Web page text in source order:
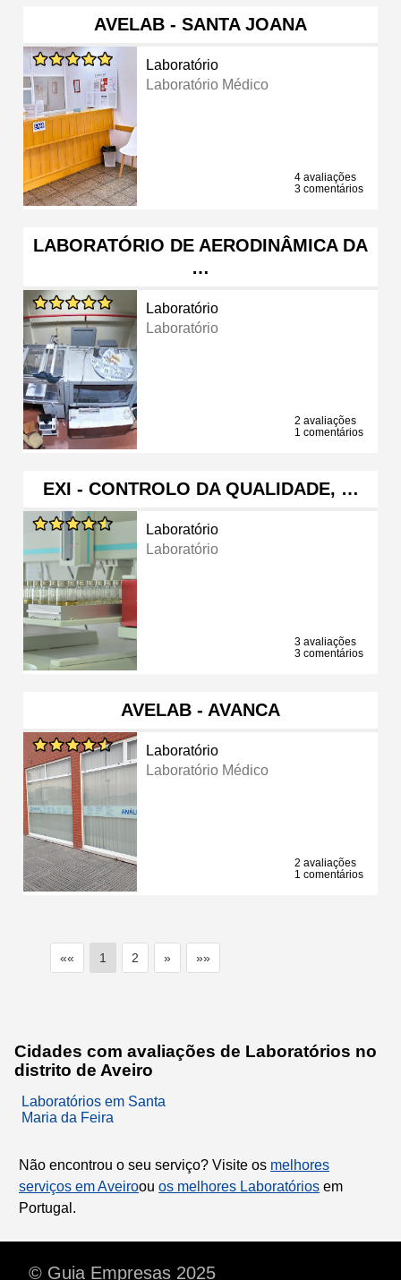
AVELAB - SANTA JOANA
Laboratório
Laboratório Médico
4 avaliações
3 comentários
LABORATÓRIO DE AERODINÂMICA DA
…
Laboratório
Laboratório
2 avaliações
1 comentários
EXI - CONTROLO DA QUALIDADE, …
Laboratório
Laboratório
3 avaliações
3 comentários
AVELAB - AVANCA
Laboratório
Laboratório Médico
2 avaliações
1 comentários
«« 1 2 » »»
Cidades com avaliações de Laboratórios no
distrito de Aveiro
Laboratórios em Santa
Maria da Feira
Não encontrou o seu serviço? Visite os melhores
serviços em Aveiroou os melhores Laboratórios em
Portugal.
© Guia Empresas 2025